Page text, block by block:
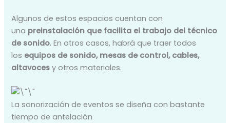
Algunos de estos espacios cuentan con
una preinstalación que facilita el trabajo del técnico
de sonido. En otros casos, habrá que traer todos
los equipos de sonido, mesas de control, cables,
altavocesy otros materiales.
La sonorización de eventos se diseña con bastante
tiempo de antelación